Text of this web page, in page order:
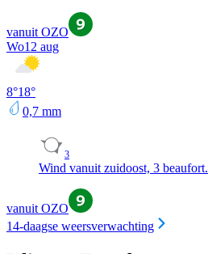
vanuit OZO
Wo12 aug
8°18°
0,7 mm
3
Wind vanuit zuidoost, 3 beaufort.
vanuit OZO
14-daagse weersverwachting